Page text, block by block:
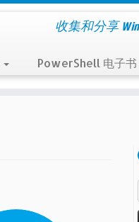
收集和分享
PowerShell 电子书